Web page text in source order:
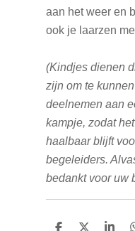
aan het weer en
ook je laarzen
(Kindjes dienen
zijn om te kunnen
deelnemen aan
kampje, zodat het
haalbaar blijft
begeleiders.
bedankt voor uw